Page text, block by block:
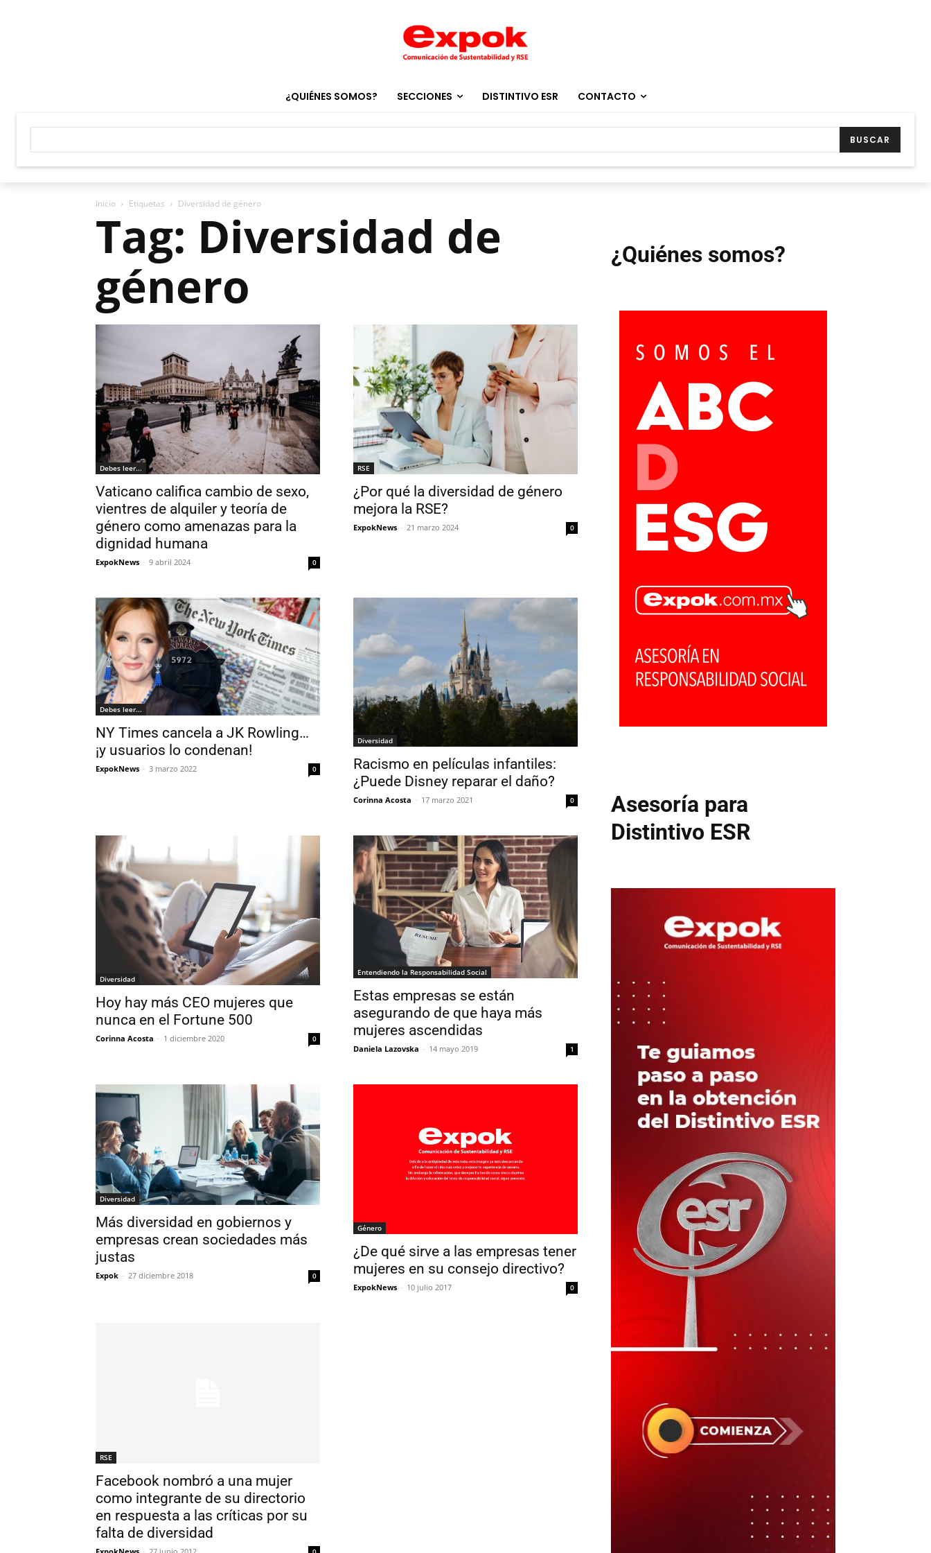
¿QUIÉNES SOMOS? SECCIONES DISTINTIVO ESR CONTACTO
BUSCAR
Inicio Etiquetas Diversidad de género
Tag: Diversidad de
género
Debes leer...
Vaticano califica cambio de sexo,
vientres de alquiler y teoría de
género como amenazas para la
dignidad humana
ExpokNews - 9 abril 2024 0
RSE
¿Por qué la diversidad de género
mejora la RSE?
ExpokNews - 21 marzo 2024 0
Debes leer...
NY Times cancela a JK Rowling…
¡y usuarios lo condenan!
ExpokNews - 3 marzo 2022 0
Diversidad
Racismo en películas infantiles:
¿Puede Disney reparar el daño?
Corinna Acosta - 17 marzo 2021 0
Diversidad
Hoy hay más CEO mujeres que
nunca en el Fortune 500
Corinna Acosta - 1 diciembre 2020 0
Entendiendo la Responsabilidad Social
Estas empresas se están
asegurando de que haya más
mujeres ascendidas
Daniela Lazovska - 14 mayo 2019 1
Diversidad
Más diversidad en gobiernos y
empresas crean sociedades más
justas
Expok - 27 diciembre 2018 0
Género
¿De qué sirve a las empresas tener
mujeres en su consejo directivo?
ExpokNews - 10 julio 2017 0
RSE
Facebook nombró a una mujer
como integrante de su directorio
en respuesta a las críticas por su
falta de diversidad
¿Quiénes somos?
Asesoría para
Distintivo ESR